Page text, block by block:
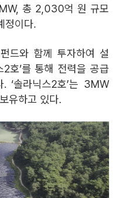
총 2,030억 원 규모
정이다.
드와 함께 투자하여 설
2호’를 통해 전력을 공급
‘솔라닉스2호’는 3MW
유하고 있다.